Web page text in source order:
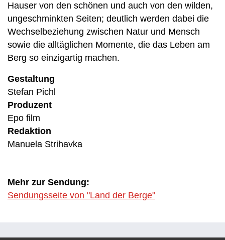
Hauser von den schönen und auch von den wilden,
ungeschminkten Seiten; deutlich werden dabei die
Wechselbeziehung zwischen Natur und Mensch
sowie die alltäglichen Momente, die das Leben am
Berg so einzigartig machen.
Gestaltung
Stefan Pichl
Produzent
Epo film
Redaktion
Manuela Strihavka
Mehr zur Sendung:
Sendungsseite von "Land der Berge"